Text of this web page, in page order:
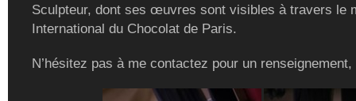
Sculpteur, dont ses œuvres sont visibles à travers le
International du Chocolat de Paris.
N’hésitez pas à me contactez pour un